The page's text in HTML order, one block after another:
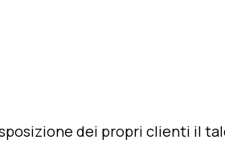
dei propri clienti il